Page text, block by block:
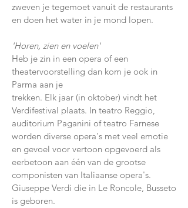
zweven je tegemoet vanuit de restaurants
en doen het water in je mond lopen.
'Horen, zien en voelen'
Heb je zin in een opera of een
theatervoorstelling dan kom je ook in
Parma aan je
trekken. Elk jaar (in oktober) vindt het
Verdifestival plaats. In teatro Reggio,
auditorium Paganini of teatro Farnese
worden diverse opera's met veel emotie
en gevoel voor vertoon opgevoerd als
eerbetoon aan één van de grootse
componisten van Italiaanse opera's.
Giuseppe Verdi die in Le Roncole, Busseto
is geboren.